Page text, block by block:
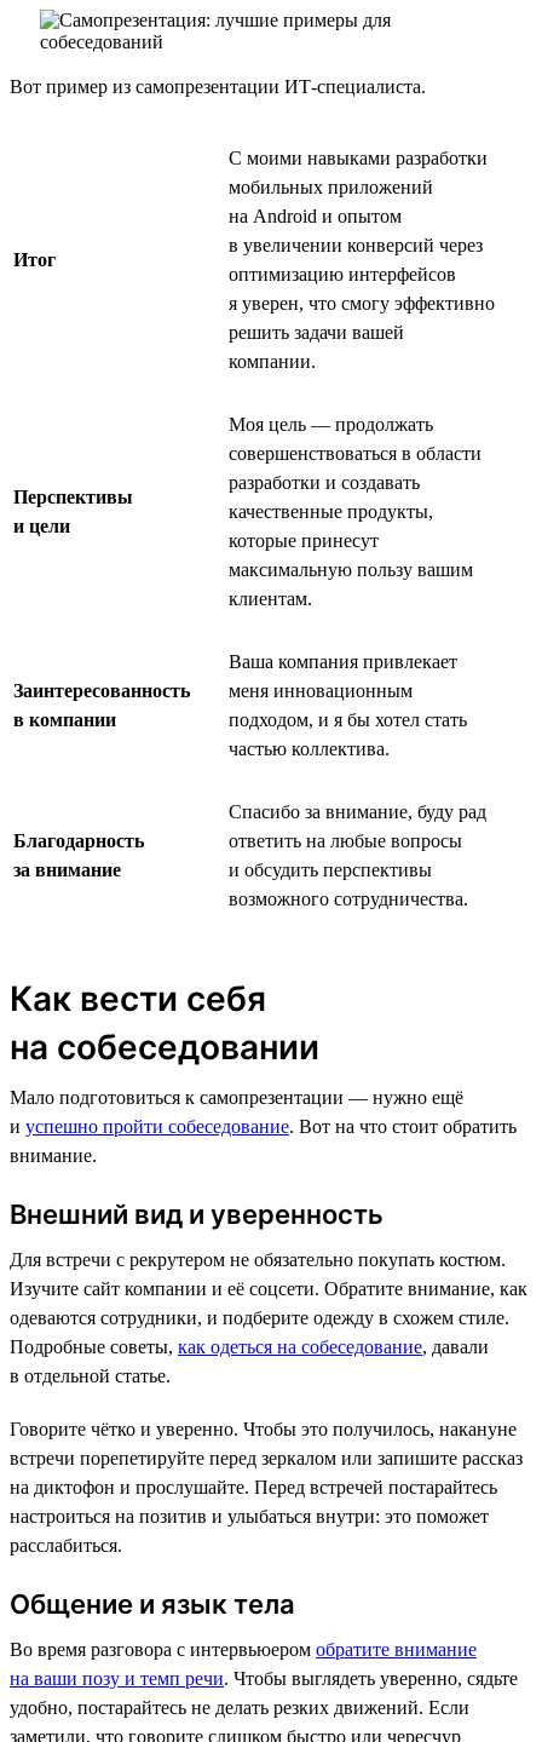
Вот пример из самопрезентации ИТ-специалиста.
Итог
С моими навыками разработки
мобильных приложений
на Android и опытом
в увеличении конверсий через
оптимизацию интерфейсов
я уверен, что смогу эффективно
решить задачи вашей
компании.
Перспективы
и цели
Моя цель — продолжать
совершенствоваться в области
разработки и создавать
качественные продукты,
которые принесут
максимальную пользу вашим
клиентам.
Заинтересованность
в компании
Ваша компания привлекает
меня инновационным
подходом, и я бы хотел стать
частью коллектива.
Благодарность
за внимание
Спасибо за внимание, буду рад
ответить на любые вопросы
и обсудить перспективы
возможного сотрудничества.
Как вести себя
на собеседовании
Мало подготовиться к самопрезентации — нужно ещё
и успешно пройти собеседование. Вот на что стоит обратить
внимание.
Внешний вид и уверенность
Для встречи с рекрутером не обязательно покупать костюм.
Изучите сайт компании и её соцсети. Обратите внимание, как
одеваются сотрудники, и подберите одежду в схожем стиле.
Подробные советы, как одеться на собеседование, давали
в отдельной статье.
Говорите чётко и уверенно. Чтобы это получилось, накануне
встречи порепетируйте перед зеркалом или запишите рассказ
на диктофон и прослушайте. Перед встречей постарайтесь
настроиться на позитив и улыбаться внутри: это поможет
расслабиться.
Общение и язык тела
Во время разговора с интервьюером обратите внимание
на ваши позу и темп речи. Чтобы выглядеть уверенно, сядьте
удобно, постарайтесь не делать резких движений. Если
заметили, что говорите слишком быстро или чересчур